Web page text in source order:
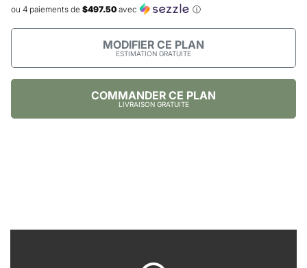
ou 4 paiements de $497.50 avec ⓘ
MODIFIER CE PLAN
ESTIMATION GRATUITE
COMMANDER CE PLAN
LIVRAISON GRATUITE